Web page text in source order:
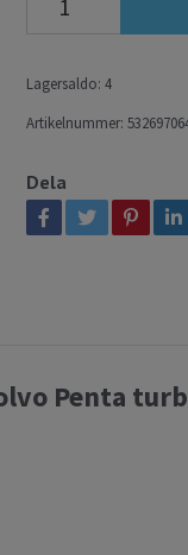
Lagersaldo: 4
Artikelnummer:
Dela
Penta